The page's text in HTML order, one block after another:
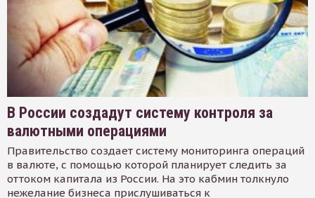
В России создадут систему контроля за
валютными операциями
Правительство создает систему мониторинга операций
в валюте, с помощью которой планирует следить за
оттоком капитала из России. На это кабмин толкнуло
нежелание бизнеса прислушиваться к